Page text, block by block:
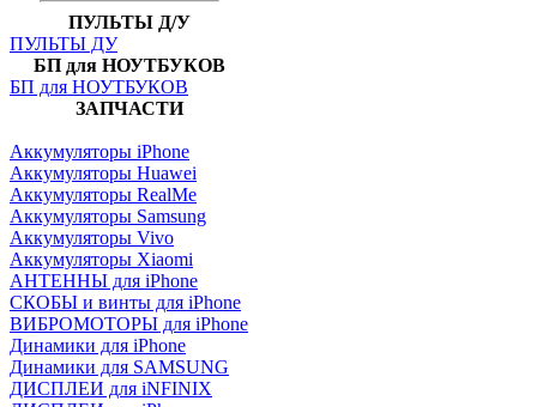
ПУЛЬТЫ Д/У
ПУЛЬТЫ ДУ
БП для НОУТБУКОВ
БП для НОУТБУКОВ
ЗАПЧАСТИ
Аккумуляторы iPhone
Аккумуляторы Huawei
Аккумуляторы RealMe
Аккумуляторы Samsung
Аккумуляторы Vivo
Аккумуляторы Xiaomi
АНТЕННЫ для iPhone
СКОБЫ и винты для iPhone
ВИБРОМОТОРЫ для iPhone
Динамики для iPhone
Динамики для SAMSUNG
ДИСПЛЕИ для iNFINIX